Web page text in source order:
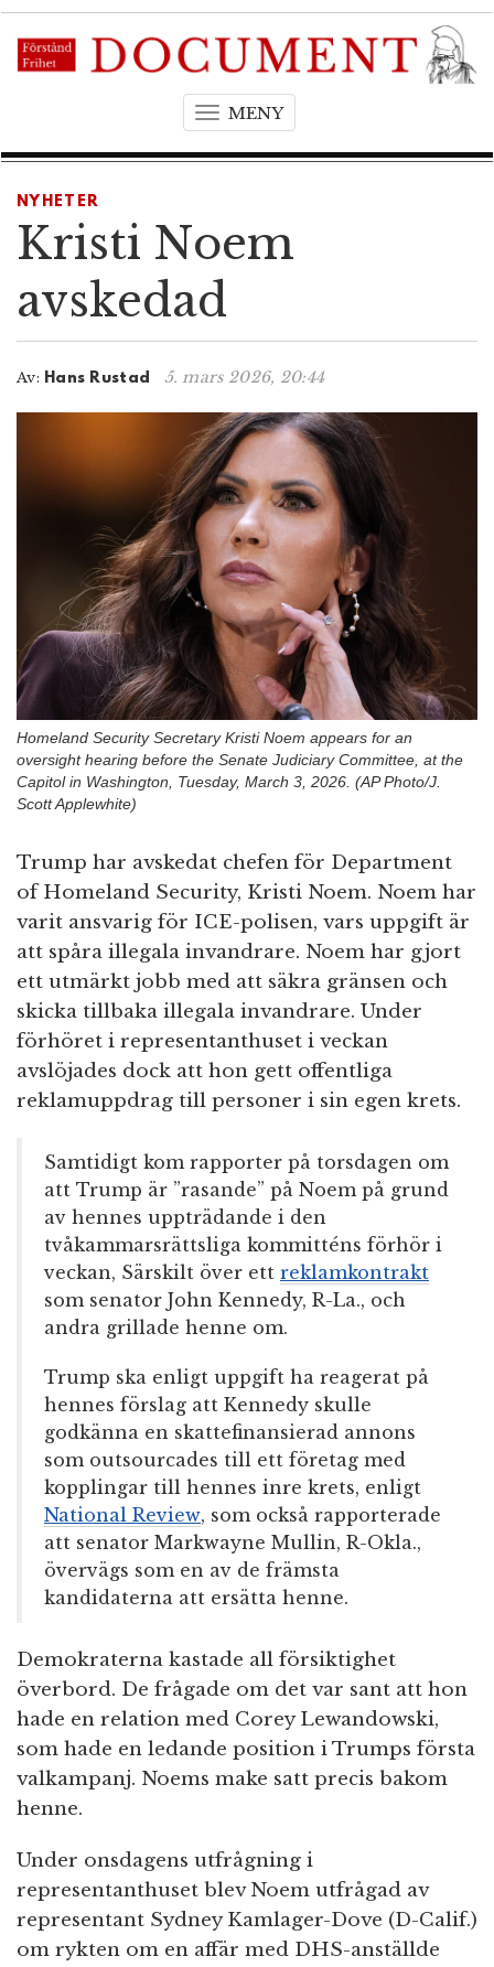
MENYT
g
e
g
t
o
n
NYHETER
Kristi Noem
avskedad
Av: Hans Rustad 5. mars 2026, 20:44
Homeland Security Secretary Kristi Noem appears for an
oversight hearing before the Senate Judiciary Committee, at the
Capitol in Washington, Tuesday, March 3, 2026. (AP Photo/J.
Scott Applewhite)
Trump har avskedat chefen för Department
of Homeland Security, Kristi Noem. Noem har
varit ansvarig för ICE-polisen, vars uppgift är
att spåra illegala invandrare. Noem har gjort
ett utmärkt jobb med att säkra gränsen och
skicka tillbaka illegala invandrare. Under
förhöret i representanthuset i veckan
avslöjades dock att hon gett offentliga
reklamuppdrag till personer i sin egen krets.
Samtidigt kom rapporter på torsdagen om
att Trump är ”rasande” på Noem på grund
av hennes uppträdande i den
tvåkammarsrättsliga kommitténs förhör i
veckan, Särskilt över ett reklamkontrakt
som senator John Kennedy, R-La., och
andra grillade henne om.
Trump ska enligt uppgift ha reagerat på
hennes förslag att Kennedy skulle
godkänna en skattefinansierad annons
som outsourcades till ett företag med
kopplingar till hennes inre krets, enligt
National Review, som också rapporterade
att senator Markwayne Mullin, R-Okla.,
övervägs som en av de främsta
kandidaterna att ersätta henne.
Demokraterna kastade all försiktighet
överbord. De frågade om det var sant att hon
hade en relation med Corey Lewandowski,
som hade en ledande position i Trumps första
valkampanj. Noems make satt precis bakom
henne.
Under onsdagens utfrågning i
representanthuset blev Noem utfrågad av
representant Sydney Kamlager-Dove (D-Calif.)
om rykten om en affär med DHS-anställde